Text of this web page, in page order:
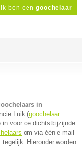
Ik ben een goochelaar
in
Luik (goochelaar
in voor de dichtstbijzijnde
om via één e-mail
Hieronder worden